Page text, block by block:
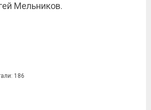
Мельников.
186